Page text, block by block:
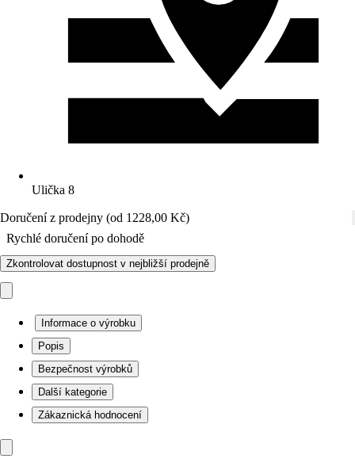
Ulička 8
Doručení z prodejny (od 1228,00 Kč)
Rychlé doručení po dohodě
Zkontrolovat dostupnost v nejbližší prodejně
Informace o výrobku
Popis
Bezpečnost výrobků
Další kategorie
Zákaznická hodnocení